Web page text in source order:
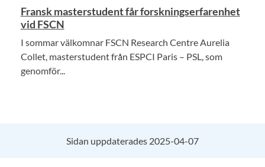
Fransk masterstudent får forskningserfarenhet
vid FSCN
I sommar välkomnar FSCN Research Centre Aurelia
Collet, masterstudent från ESPCI Paris – PSL, som
genomför...
Sidan uppdaterades 2025-04-07